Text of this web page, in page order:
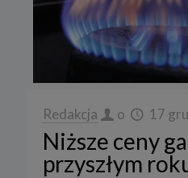
Redakcja o 17
Niższe ceny
przyszłym